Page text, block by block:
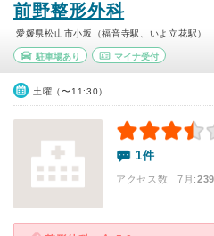
前野整形外科
愛媛県松山市小坂（福音寺駅、いよ立花駅）
駐車場あり マイナ受付
土曜（〜11:30）
1件
アクセス数 7月:239